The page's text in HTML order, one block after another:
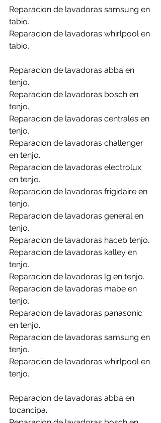
Reparacion de lavadoras samsung en
tabio.
Reparacion de lavadoras whirlpool en
tabio.
Reparacion de lavadoras abba en
tenjo.
Reparacion de lavadoras bosch en
tenjo.
Reparacion de lavadoras centrales en
tenjo.
Reparacion de lavadoras challenger
en tenjo.
Reparacion de lavadoras electrolux
en tenjo.
Reparacion de lavadoras frigidaire en
tenjo.
Reparacion de lavadoras general en
tenjo.
Reparacion de lavadoras haceb tenjo.
Reparacion de lavadoras kalley en
tenjo.
Reparacion de lavadoras lg en tenjo.
Reparacion de lavadoras mabe en
tenjo.
Reparacion de lavadoras panasonic
en tenjo.
Reparacion de lavadoras samsung en
tenjo.
Reparacion de lavadoras whirlpool en
tenjo.
Reparacion de lavadoras abba en
tocancipa.